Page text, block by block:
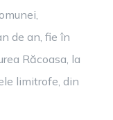
de an, fie în
Răcoasa, la
limitrofe, din